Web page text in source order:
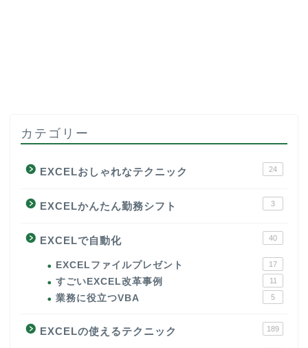
カテゴリー
EXCELおしゃれなテクニック 24
EXCELかんたん勤務シフト 3
EXCELで自動化 40
EXCELファイルプレゼント 17
すごいEXCEL改革事例 11
業務に役立つVBA 5
EXCELの使えるテクニック 189